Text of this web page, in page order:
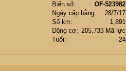
Biển số
OF-523982
Ngày cấp bằng
28/7/17
Số km
1,891
Động cơ
205,733 Mã lực
Tuổi
24